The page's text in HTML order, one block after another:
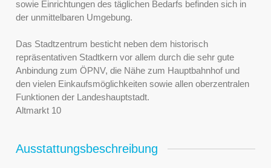
sowie Einrichtungen des täglichen Bedarfs befinden sich in
der unmittelbaren Umgebung.
Das Stadtzentrum besticht neben dem historisch
repräsentativen Stadtkern vor allem durch die sehr gute
Anbindung zum ÖPNV, die Nähe zum Hauptbahnhof und
den vielen Einkaufsmöglichkeiten sowie allen oberzentralen
Funktionen der Landeshauptstadt.
Altmarkt 10
Ausstattungsbeschreibung